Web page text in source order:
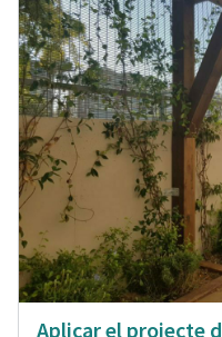
Aplicar el projecte